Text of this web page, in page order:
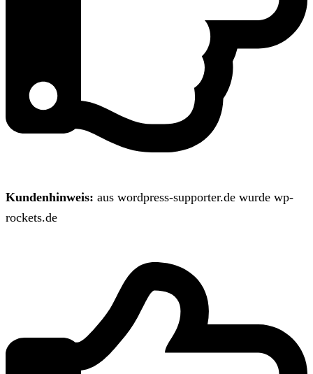
Kundenhinweis: aus wordpress-supporter.de wurde wp-
rockets.de